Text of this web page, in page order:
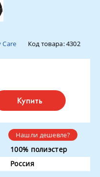
Care Код товара:4302
Купить
Нашли дешевле?
100% полиэстер
Россия